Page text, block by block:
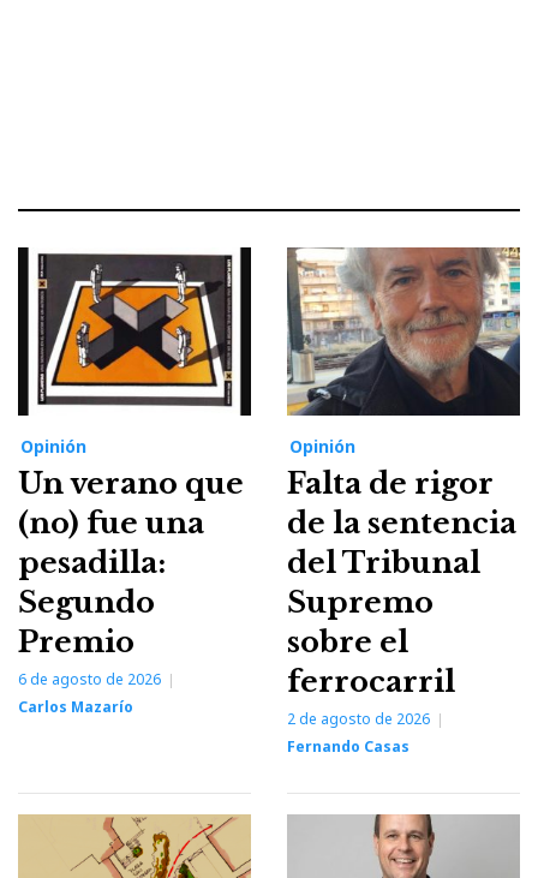
Opinión
Un verano que
(no) fue una
pesadilla:
Segundo
Premio
6 de agosto de 2026
Carlos Mazarío
Opinión
Falta de rigor
de la sentencia
del Tribunal
Supremo
sobre el
ferrocarril
2 de agosto de 2026
Fernando Casas